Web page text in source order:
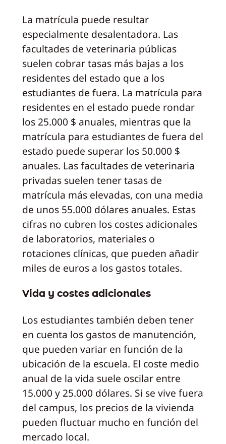
La matrícula puede resultar
especialmente desalentadora. Las
facultades de veterinaria públicas
suelen cobrar tasas más bajas a los
residentes del estado que a los
estudiantes de fuera. La matrícula para
residentes en el estado puede rondar
los 25.000 $ anuales, mientras que la
matrícula para estudiantes de fuera del
estado puede superar los 50.000 $
anuales. Las facultades de veterinaria
privadas suelen tener tasas de
matrícula más elevadas, con una media
de unos 55.000 dólares anuales. Estas
cifras no cubren los costes adicionales
de laboratorios, materiales o
rotaciones clínicas, que pueden añadir
miles de euros a los gastos totales.
Vida y costes adicionales
Los estudiantes también deben tener
en cuenta los gastos de manutención,
que pueden variar en función de la
ubicación de la escuela. El coste medio
anual de la vida suele oscilar entre
15.000 y 25.000 dólares. Si se vive fuera
del campus, los precios de la vivienda
pueden fluctuar mucho en función del
mercado local.